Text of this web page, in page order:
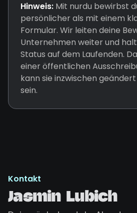
Hinweis: Mit nurdu bewirbst
persönlicher als mit einem
Formular. Wir leiten deine
Unternehmen weiter und
Status auf dem Laufenden.
einer öffentlichen
kann sie inzwischen
sein.
Kontakt
Jasmin Lubich